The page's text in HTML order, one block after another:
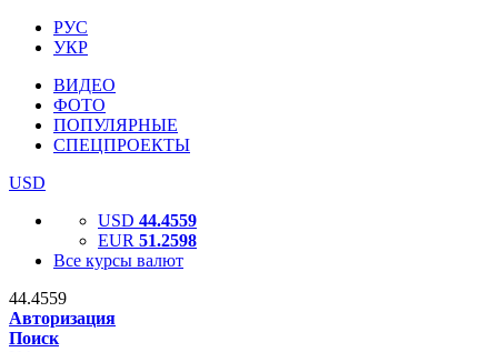
РУС
УКР
ВИДЕО
ФОТО
ПОПУЛЯРНЫЕ
СПЕЦПРОЕКТЫ
USD
USD 44.4559
EUR 51.2598
Все курсы валют
44.4559
Авторизация
Поиск